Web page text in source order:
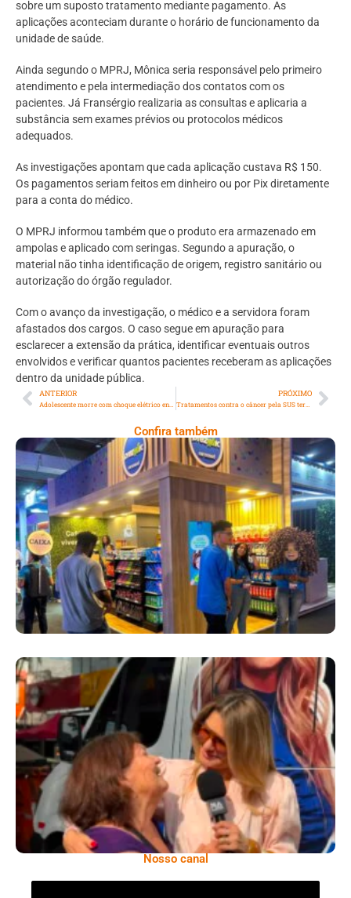
sobre um suposto tratamento mediante pagamento. As
aplicações aconteciam durante o horário de funcionamento da
unidade de saúde.
Ainda segundo o MPRJ, Mônica seria responsável pelo primeiro
atendimento e pela intermediação dos contatos com os
pacientes. Já Fransérgio realizaria as consultas e aplicaria a
substância sem exames prévios ou protocolos médicos
adequados.
As investigações apontam que cada aplicação custava R$ 150.
Os pagamentos seriam feitos em dinheiro ou por Pix diretamente
para a conta do médico.
O MPRJ informou também que o produto era armazenado em
ampolas e aplicado com seringas. Segundo a apuração, o
material não tinha identificação de origem, registro sanitário ou
autorização do órgão regulador.
Com o avanço da investigação, o médico e a servidora foram
afastados dos cargos. O caso segue em apuração para
esclarecer a extensão da prática, identificar eventuais outros
envolvidos e verificar quantos pacientes receberam as aplicações
dentro da unidade pública.
ANTERIOR
Adolescente morre com choque elétrico enquento usava a chapinha em casa
PRÓXIMO
Tratamentos contra o câncer pela SUS terá R$ 2,2 bilhões em novo pacote federal
Confira também
Cencosud Promove Inovação No Brasil
Com A Participação Do Prezunic No Rio
Innovation Week 2026
​Segurança Pública Lidera Queixas De
Moradores Do Rio Em Escuta Promovida Por
Antônia Fontenelle
Nosso canal